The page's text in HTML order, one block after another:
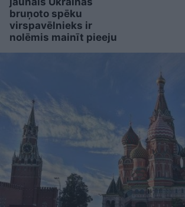
bruņoto spēku
virspavēlnieks ir
nolēmis mainīt pieeju